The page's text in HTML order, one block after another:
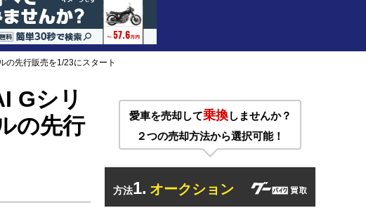
の先行販売を1/23にスタート
Gシリ
の先行
愛車を売却して乗換しませんか？
２つの売却方法から選択可能！
方法1. オークション